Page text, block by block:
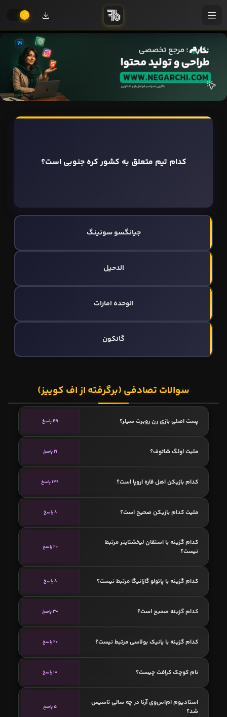
کدام تیم متعلق به کشور کره جنوبی است؟
جیانگسو سونینگ
الدحیل
الوحده امارات
گانکون
سوالات تصادفی (برگرفته از اف کوییز)
پست اصلی بازی رن روبرت سیلر؟ 49 پاسخ
ملیت اولگ شاتوف؟ 21 پاسخ
کدام بازیکن اهل قاره اروپا است؟ 149 پاسخ
ملیت کدام بازیکن صحیح است؟ 8 پاسخ
کدام گزینه با استفان لیخشتاینر مرتبط
نیست؟
20 پاسخ
کدام گزینه با پائولو گازانیگا مرتبط نیست؟ 8 پاسخ
کدام گزینه صحیح است؟ 30 پاسخ
کدام گزینه با یانیک بولاسی مرتبط نیست؟ 20 پاسخ
نام کوچک کرافت چیست؟ 10 پاسخ
استادیوم ام‌اس‌وی آرنا در چه سالی تاسیس
شد؟
5 پاسخ